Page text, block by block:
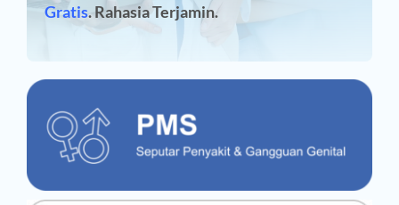
Gratis. Rahasia Terjamin.